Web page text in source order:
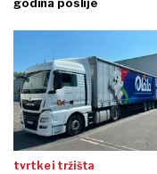
godina poslije
tvrtke i tržišta